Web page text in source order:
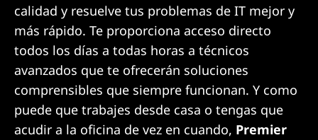
calidad y resuelve tus problemas de IT mejor y
más rápido. Te proporciona acceso directo
todos los días a todas horas a técnicos
avanzados que te ofrecerán soluciones
comprensibles que siempre funcionan. Y como
puede que trabajes desde casa o tengas que
acudir a la oficina de vez en cuando, Premier